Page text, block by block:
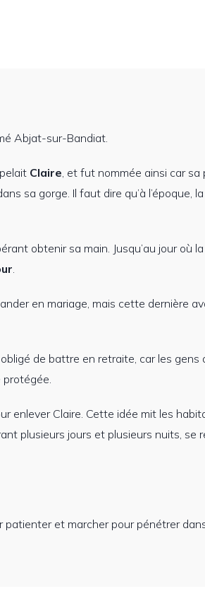
Abjat-sur-Bandiat.
Claire, et fut nommée ainsi car sa
sa gorge. Il faut dire qu’à l’époque,
obtenir sa main. Jusqu’au jour où
.
en mariage, mais cette dernière
de battre en retraite, car les gens
enlever Claire. Cette idée mit les
plusieurs jours et plusieurs nuits, se
patienter et marcher pour pénétrer